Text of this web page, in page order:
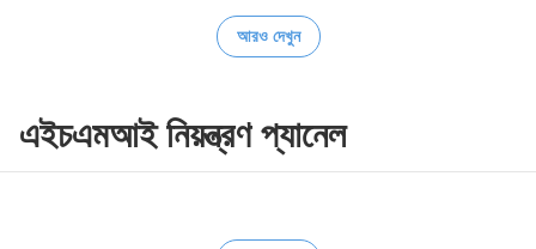
আরও দেখুন
এইচএমআই নিয়ন্ত্রণ প্যানেল